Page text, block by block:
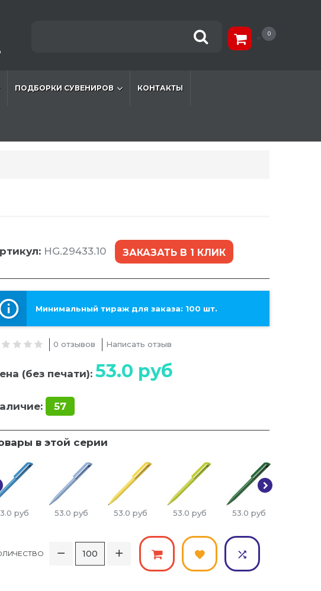
0
ПОДБОРКИ СУВЕНИРОВ КОНТАКТЫ
HG.29433.10 ЗАКАЗАТЬ В 1 КЛИК
Минимальный тираж для заказа: 100 шт.
0 отзывов Написать отзыв
(без печати): 53.0 руб
57
в этой серии
руб 53.0 руб 53.0 руб 53.0 руб 53.0 руб